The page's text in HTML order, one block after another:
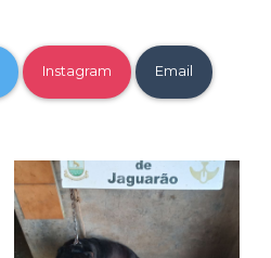
Instagram Email